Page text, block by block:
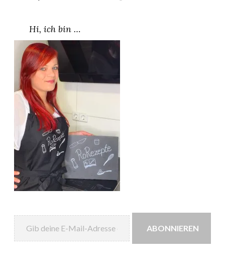
Hi, ich bin …
Gib deine E-Mail-Adresse ein ...
ABONNIEREN